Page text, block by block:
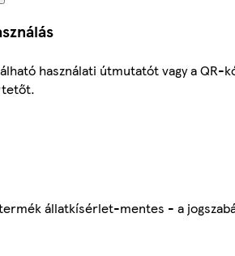
használati útmutatót vagy a QR-
állatkísérlet-mentes - a